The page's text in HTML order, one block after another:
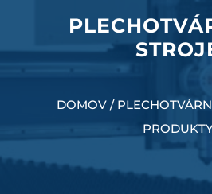
DOMOV /